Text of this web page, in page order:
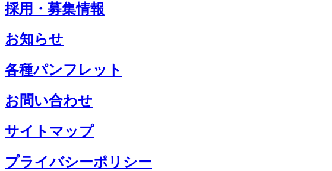
採用・募集情報
お知らせ
各種パンフレット
お問い合わせ
サイトマップ
プライバシーポリシー